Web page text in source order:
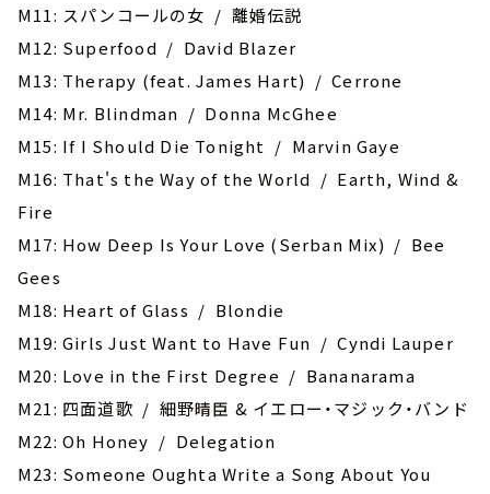
M11: スパンコールの女 / 離婚伝説
M12: Superfood / David Blazer
M13: Therapy (feat. James Hart) / Cerrone
M14: Mr. Blindman / Donna McGhee
M15: If I Should Die Tonight / Marvin Gaye
M16: That's the Way of the World / Earth, Wind &
Fire
M17: How Deep Is Your Love (Serban Mix) / Bee
Gees
M18: Heart of Glass / Blondie
M19: Girls Just Want to Have Fun / Cyndi Lauper
M20: Love in the First Degree / Bananarama
M21: 四面道歌 / 細野晴臣 & イエロー・マジック・バンド
M22: Oh Honey / Delegation
M23: Someone Oughta Write a Song About You